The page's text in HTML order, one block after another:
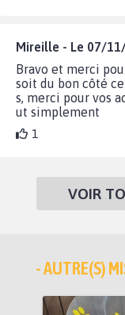
Mireille - Le 07/
Bravo et merci
soit du bon côté
s, merci pour vos
ut simplement
1
VOIR
- AUTRE(S)